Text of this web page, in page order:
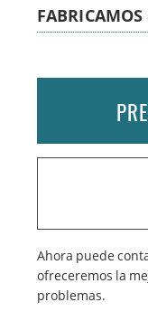
FABRICAMOS
Ahora puede
ofreceremos la
problemas.